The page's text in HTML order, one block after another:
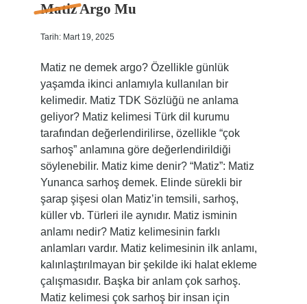
Matiz Argo Mu
Tarih: Mart 19, 2025
Matiz ne demek argo? Özellikle günlük
yaşamda ikinci anlamıyla kullanılan bir
kelimedir. Matiz TDK Sözlüğü ne anlama
geliyor? Matiz kelimesi Türk dil kurumu
tarafından değerlendirilirse, özellikle “çok
sarhoş” anlamına göre değerlendirildiği
söylenebilir. Matiz kime denir? “Matiz”: Matiz
Yunanca sarhoş demek. Elinde sürekli bir
şarap şişesi olan Matiz’in temsili, sarhoş,
küller vb. Türleri ile aynıdır. Matiz isminin
anlamı nedir? Matiz kelimesinin farklı
anlamları vardır. Matiz kelimesinin ilk anlamı,
kalınlaştırılmayan bir şekilde iki halat ekleme
çalışmasıdır. Başka bir anlam çok sarhoş.
Matiz kelimesi çok sarhoş bir insan için